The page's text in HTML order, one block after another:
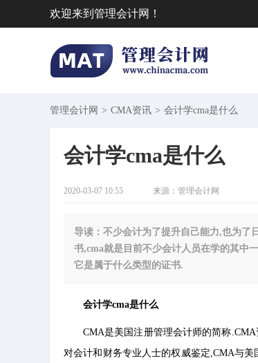
欢迎来到管理会计网！
管理会计网 > CMA资讯 > ​会计学cma是什么
​会计学cma是什么
2020-03-07 10:55 来源： 管理会计网
导读：不少会计为了提升自己能力,也为了
书,cma就是目前不少会计人员在学的其中
它是属于什么类型的证书.
会计学cma是什么
CMA是美国注册管理会计师的简称
对会计和财务专业人士的权威鉴定,CMA与